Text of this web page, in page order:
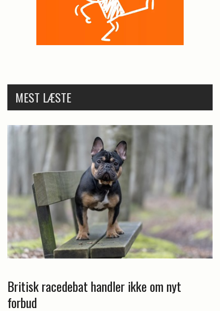
MEST LÆSTE
Britisk racedebat handler ikke om nyt
forbud